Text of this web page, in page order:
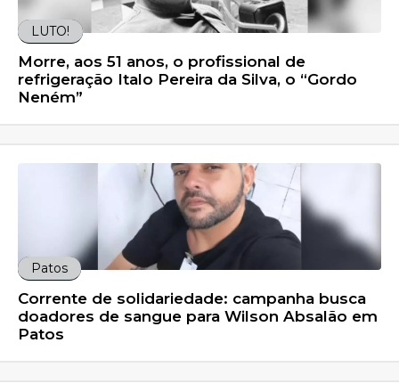
LUTO!
Morre, aos 51 anos, o profissional de
refrigeração Italo Pereira da Silva, o “Gordo
Neném”
Patos
Corrente de solidariedade: campanha busca
doadores de sangue para Wilson Absalão em
Patos